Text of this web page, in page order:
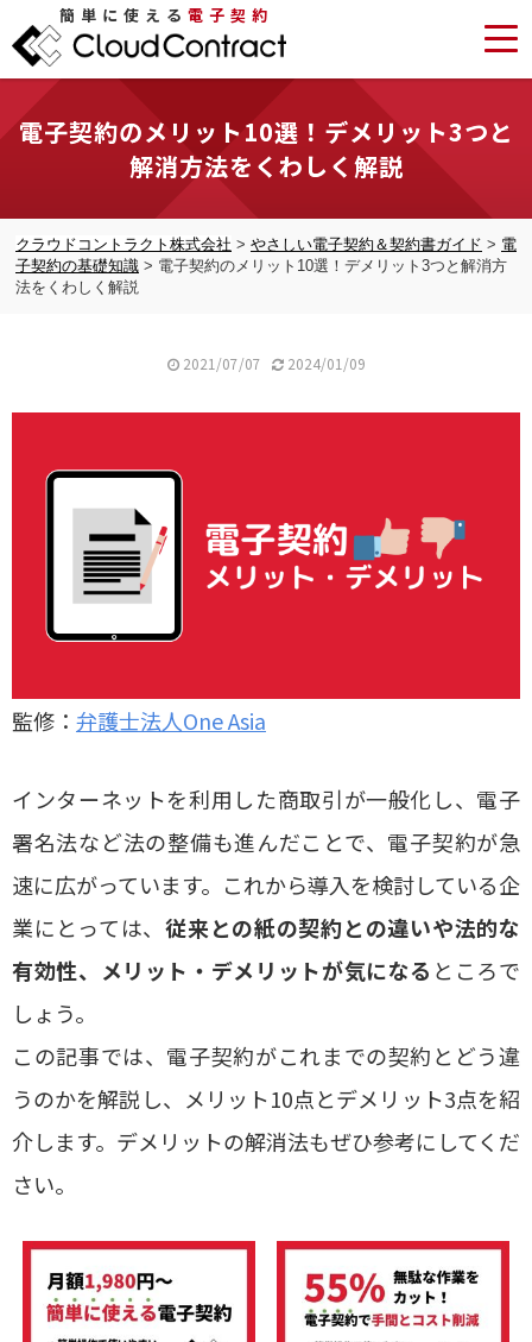
簡単に使える 電子契約
電子契約のメリット10選！デメリット3つと
解消方法をくわしく解説
クラウドコントラクト株式会社 > やさしい電子契約＆契約書ガイド > 電
子契約の基礎知識 > 電子契約のメリット10選！デメリット3つと解消方
法をくわしく解説
2021/07/07 2024/01/09
監修： 弁護士法人One Asia
インターネットを利用した商取引が一般化し、電子
署名法など法の整備も進んだことで、電子契約が急
速に広がっています。これから導入を検討している企
業にとっては、従来との紙の契約との違いや法的な
有効性、メリット・デメリットが気になる ところで
しょう。
この記事では、電子契約がこれまでの契約とどう違
うのかを解説し、メリット10点とデメリット3点を紹
介します。デメリットの解消法もぜひ参考にしてくだ
さい。